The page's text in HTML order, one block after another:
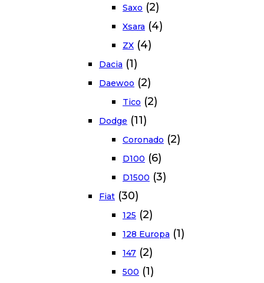
Saxo (2)
Xsara (4)
ZX (4)
Dacia (1)
Daewoo (2)
Tico (2)
Dodge (11)
Coronado (2)
D100 (6)
D1500 (3)
Fiat (30)
125 (2)
128 Europa (1)
147 (2)
500 (1)